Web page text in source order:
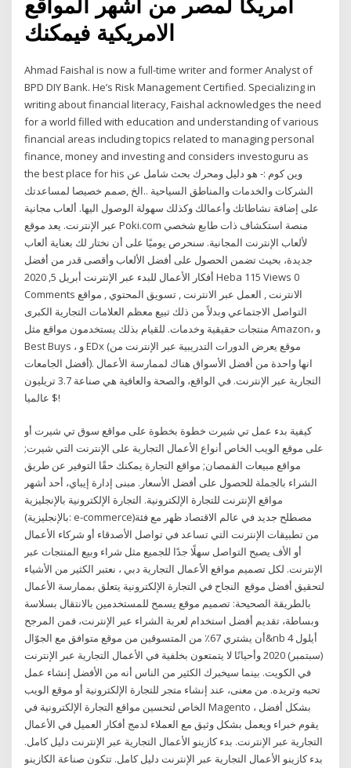
Ahmad Faishal is now a full-time writer and former Analyst of
BPD DIY Bank. He’s Risk Management Certified. Specializing in
writing about financial literacy, Faishal acknowledges the need
for a world filled with education and understanding of various
financial areas including topics related to managing personal
finance, money and investing and considers investoguru as
the best place for his وين كوم :- هو دليل ومحرك بحث شامل عن
الشركات والخدمات والمناطق السياحية ..الخ ,صمم خصيصا لمساعدتك
على إضافة نشاطاتك وأعمالك وكذلك سهولة الوصول اليها. ألعاب مجانية
عبر الإنترنت. يعد موقع Poki.com منصة استكشاف ذات طابع شخصي
لألعاب الإنترنت المجانية. سنحرص يوميًا على أن نختار لك بعناية ألعاب
جديدة، بحيث تضمن الحصول على أفضل الألعاب وأقصى قدر من أفضل
أفكار الأعمال للبدء عبر الإنترنت أبريل 5, 2020 Heba 115 Views 0
Comments الانترنت , العمل عبر الانترنت , تسويق المحتوي , مواقع
التواصل الاجتماعي وبدلاً من ذلك تبيع معظم العلامات التجارية الكبرى
منتجات حقيقية وخدمات. للقيام بذلك يستخدمون مواقع مثل Amazon، و
Best Buys ، و EDx (موقع يعرض الدورات التدريبية عبر الإنترنت من
أفضل الجامعات). انها واحدة من أفضل الأسواق هناك لممارسة الأعمال
التجارية عبر الإنترنت. في الواقع، والصحة والعافية هي صناعة 3.7 تريليون
$ عالميا!
كيفية بدء عمل تي شيرت خطوة بخطوة على مواقع سوق تي شيرت أو
على موقع الويب الخاص أنواع الأعمال التجارية على الإنترنت التي شيرت;
مواقع مبيعات القمصان; مواقع التجارة يمكنك حقًا التوفير عن طريق
الشراء بالجملة للحصول على أفضل الأسعار. مبنى إدارة إيباي، أحد أشهر
مواقع الإنترنت للتجارة الإلكترونية. التجارة الإلكترونية بالإنجليزية
(بالإنجليزية: e-commerce)‏ مصطلح جديد في عالم الاقتصاد ظهر مع فئة
من تطبيقات الإنترنت التي تساعد في تواصل الأصدقاء أو شركاء الأعمال
أو الأف يصبح التواصل سهلًا جدًا للجميع مثل شراء وبيع المنتجات عبر
الإنترنت. لكل تصميم مواقع الأعمال التجارية دبي ، نعتبر الكثير من الأشياء
لتحقيق أفضل موقع النجاح في التجارة الإلكترونية يتعلق بممارسة الأعمال
بالطريقة الصحيحة: تصميم موقع يسمح للمستخدمين بالانتقال بسلاسة
وبساطة، تقديم أفضل استخدام لعربة الشراء عبر الإنترنت، فمن المرجح
أن يشتري 67٪ من المتسوقين من موقع متوافق مع الجوّال&nb 4 أيلول
(سبتمبر) 2020 وأحيانًا لا يتمتعون بخلفية في الأعمال التجارية عبر الإنترنت
في الكويت. بينما سيخبرك الكثير من الناس أنه من الأفضل إنشاء عمل
تحبه وتريده. من معنى، عند إنشاء متجر للتجارة الإلكترونية أو موقع الويب
الخاص لتحسين مواقع التجارة الإلكترونية في Magento بشكل أفضل ،
يقوم خبراء ويعمل بشكل وثيق مع العملاء لدمج أفكار العميل في الأعمال
التجارية عبر الإنترنت. بدء كازينو الأعمال التجارية عبر الإنترنت دليل كامل.
بدء كازينو الأعمال التجارية عبر الإنترنت دليل كامل. تتكون صناعة الكازينو